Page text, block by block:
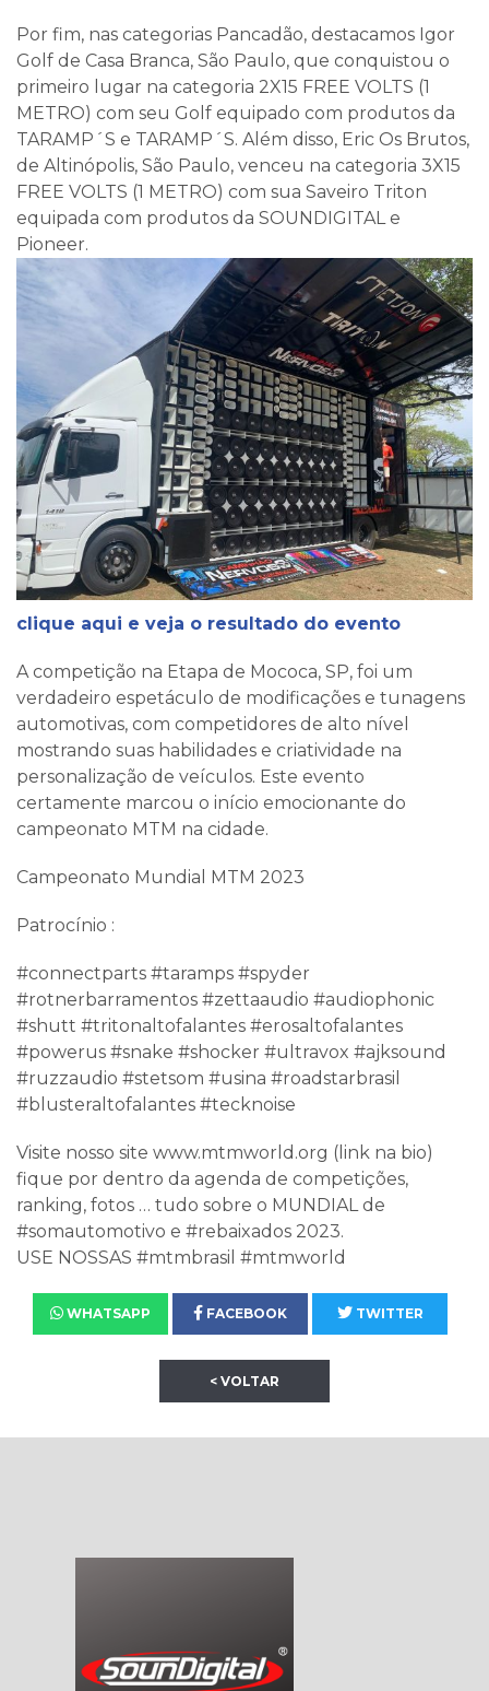
Por fim, nas categorias Pancadão, destacamos Igor
Golf de Casa Branca, São Paulo, que conquistou o
primeiro lugar na categoria 2X15 FREE VOLTS (1
METRO) com seu Golf equipado com produtos da
TARAMP´S e TARAMP´S. Além disso, Eric Os Brutos,
de Altinópolis, São Paulo, venceu na categoria 3X15
FREE VOLTS (1 METRO) com sua Saveiro Triton
equipada com produtos da SOUNDIGITAL e
Pioneer.
clique aqui e veja o resultado do evento
A competição na Etapa de Mococa, SP, foi um
verdadeiro espetáculo de modificações e tunagens
automotivas, com competidores de alto nível
mostrando suas habilidades e criatividade na
personalização de veículos. Este evento
certamente marcou o início emocionante do
campeonato MTM na cidade.
Campeonato Mundial MTM 2023
Patrocínio :
#connectparts #taramps #spyder
#rotnerbarramentos #zettaaudio #audiophonic
#shutt #tritonaltofalantes #erosaltofalantes
#powerus #snake #shocker #ultravox #ajksound
#ruzzaudio #stetsom #usina #roadstarbrasil
#blusteraltofalantes #tecknoise
Visite nosso site www.mtmworld.org (link na bio)
fique por dentro da agenda de competições,
ranking, fotos … tudo sobre o MUNDIAL de
#somautomotivo e #rebaixados 2023.
USE NOSSAS #mtmbrasil #mtmworld
WHATSAPP FACEBOOK TWITTER
< VOLTAR